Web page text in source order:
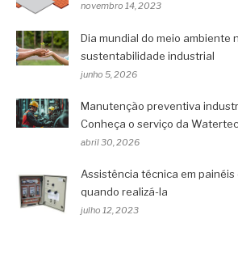
novembro 14, 2023
Dia mundial do meio ambiente
sustentabilidade industrial
junho 5, 2026
Manutenção preventiva
Conheça o serviço da Watertec
abril 30, 2026
Assistência técnica em painéis
quando realizá-la
julho 12, 2023